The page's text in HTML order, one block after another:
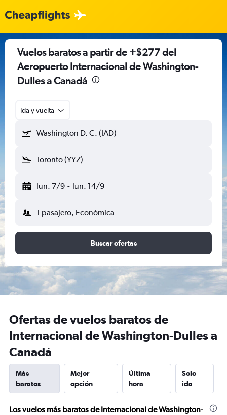
Vuelos baratos a partir de +$277 del
Aeropuerto Internacional de Washington-
Dulles a Canadá
Ida y vuelta
Washington D. C. (IAD)
Toronto (YYZ)
lun. 7/9 - lun. 14/9
1 pasajero, Económica
Buscar ofertas
Ofertas de vuelos baratos de
Internacional de Washington-Dulles a
Canadá
Más
baratos
Mejor
opción
Última
hora
Solo
ida
Los vuelos más baratos de Internacional de Washington-